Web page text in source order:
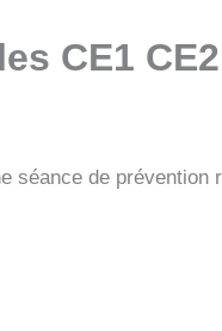
CE1 CE2
séance de